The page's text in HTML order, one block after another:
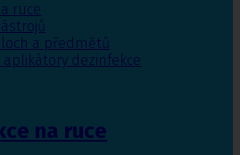
ruce
a předmětů
aplikátory dezinfekce
na ruce